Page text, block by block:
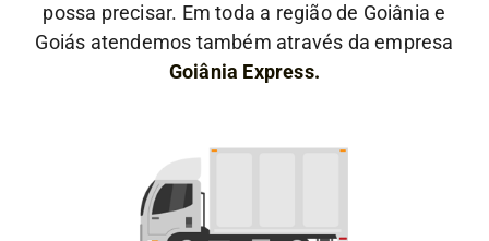
possa precisar. Em toda a região de Goiânia e
Goiás atendemos também através da empresa
Goiânia Express.